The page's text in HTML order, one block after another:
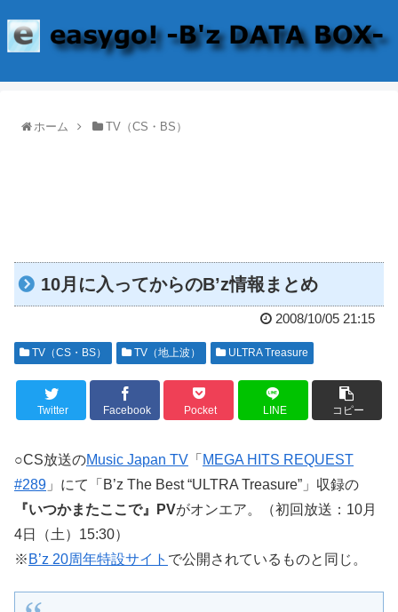
ホーム TV（CS・BS）
10月に入ってからのB’z情報まとめ
2008/10/05 21:15
TV（CS・BS） TV（地上波） ULTRA Treasure
Twitter Facebook Pocket LINE コピー
○CS放送のMusic Japan TV 「 MEGA HITS REQUEST
#289 」にて「B’z The Best “ULTRA Treasure”」収録の
『いつかまたここで』PVがオンエア。（初回放送：10月
4日（土）15:30）
※ B’z 20周年特設サイト で公開されているものと同じ。